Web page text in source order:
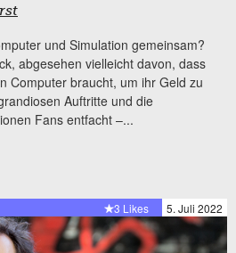
und Simulation gemeinsam?
abgesehen vielleicht davon, dass
Computer braucht, um ihr Geld zu
Auftritte und die
Fans entfacht –...
5. Juli 2022
3 Likes